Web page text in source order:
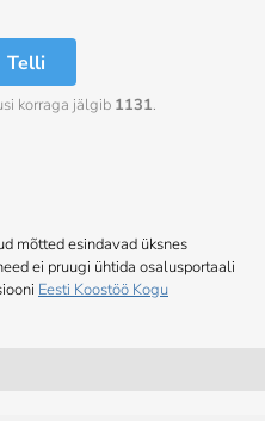
Telli
korraga jälgib 1131.
mõtted esindavad üksnes
ei pruugi ühtida osalusportaali
Eesti Koostöö Kogu